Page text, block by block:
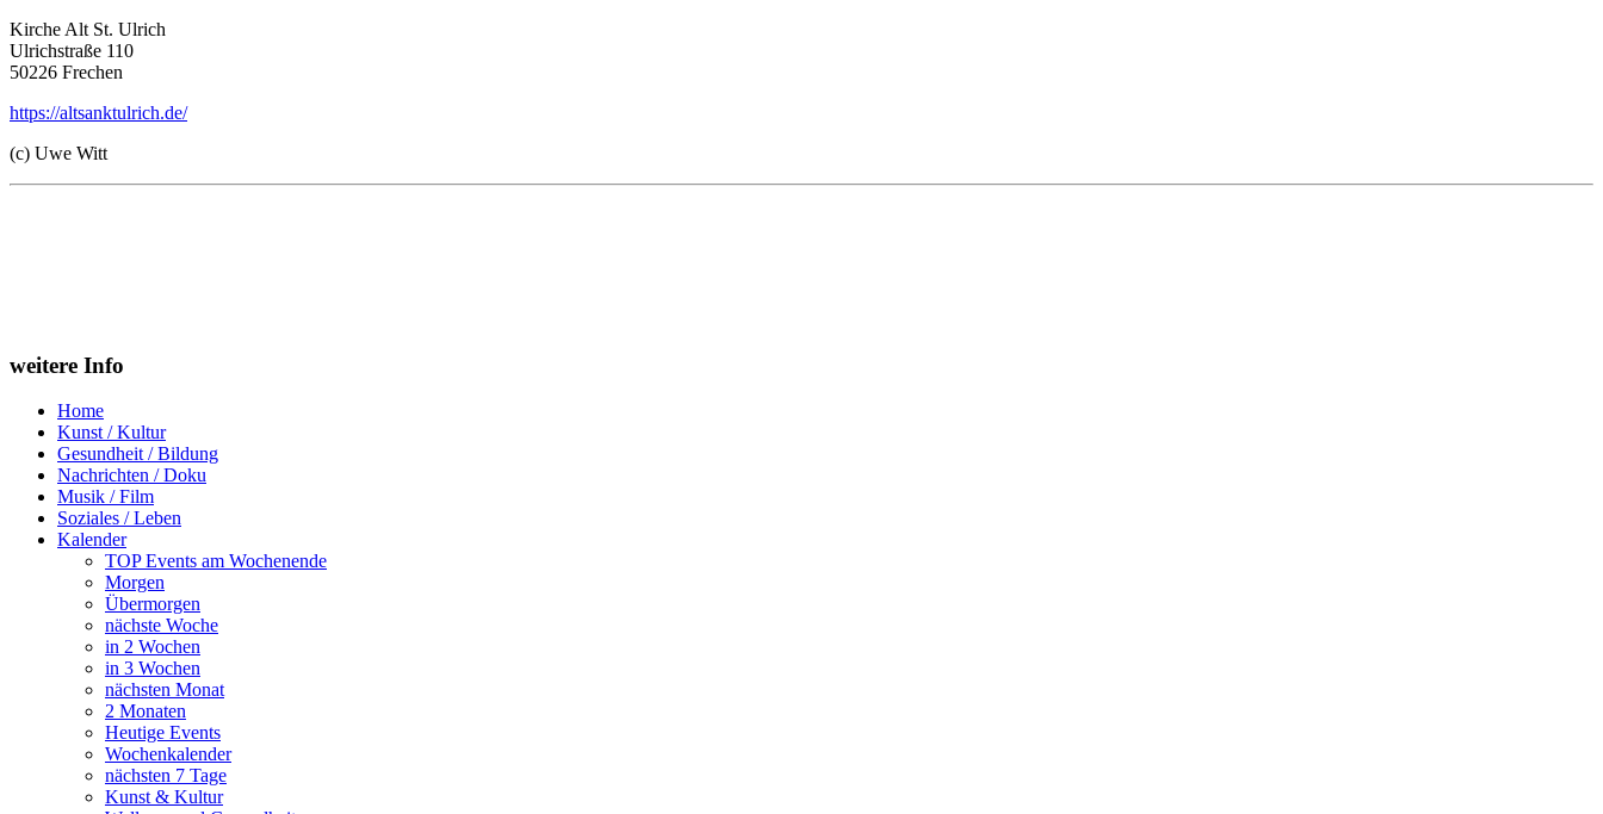
Kirche Alt St. Ulrich
Ulrichstraße 110
50226 Frechen
https://altsanktulrich.de/
(c) Uwe Witt
weitere Info
Home
Kunst / Kultur
Gesundheit / Bildung
Nachrichten / Doku
Musik / Film
Soziales / Leben
Kalender
TOP Events am Wochenende
Morgen
Übermorgen
nächste Woche
in 2 Wochen
in 3 Wochen
nächsten Monat
2 Monaten
Heutige Events
Wochenkalender
nächsten 7 Tage
Kunst & Kultur